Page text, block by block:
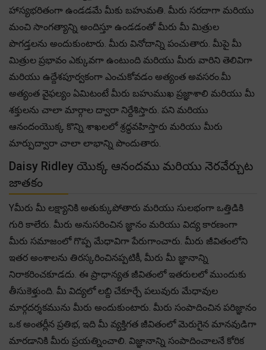
హాస్యభరితంగా ఉండడమే మీకు బహుమతి. మీరు సరదాగా మరియు
మంచి సాంగత్యాన్ని అందిస్తూ ఉండడంతో మీరు మీ మిత్రుల
పొగడ్తలను అందుకుంటారు. మీరు వినోదాన్ని పంచుతారు. మీపై మీ
మిత్రుల ప్రభావం ఎక్కువగా ఉంటుంది మరియు మీరు వారిని తెలివిగా
మరియు ఉద్దేశపూర్వకంగా ఎంచుకోవడం అత్యంత అవసరం.మీ
అత్యంత వైఫల్యం ఏమిటంటే మీరు బహుముఖ ప్రజ్ఞాశాలి మరియు మీ
శక్తులను చాలా మార్గాల ద్వారా నిర్దేశిస్తారు. పని మరియు
ఆనందంయొక్క కొన్ని శాఖలలో శ్రద్ధవహిస్తారు మరియు మీరు
మార్పుద్వారా చాలా లాభాన్ని పొందుతారు.
Daisy Ridley యొక్క ఆనందము మరియు నెరవేర్చుట
జాతకం
Yమీరు మీ లక్ష్యానికి అతుక్కుపోతారు మరియు సులభంగా ఒత్తిడికి
గురి కాలేరు. మీరు అనుసరించిన జ్ఞానం మరియు విద్య కారణంగా
మీరు సమాజంలో గొప్ప మేధావిగా పేరుగాంచారు. మీరు జీవితంలోని
ఇతర అంశాలను తిరస్కరించినప్పటికీ, మీరు మీ జ్ఞానాన్ని
నిరాకరించకూడదు. ఈ ప్రాధాన్యత జీవితంలో ఇతరులలో ముందుకు
తీసుకెళ్తుంది. మీ విద్యలో లబ్ది చేకూర్చే పలువురు మేధావుల
మార్గదర్శకమును మీరు అందుకుంటారు. మీరు సంపాదించిన పరిజ్ఞానం
ఒక అంతర్లీన ప్రతిభ, ఇది మీ వ్యక్తిగత జీవితంలో మెరుగైన మానవుడిగా
మారడానికి మీరు ప్రయత్నించాలి. విజ్ఞానాన్ని సంపాదించాలనే కోరిక